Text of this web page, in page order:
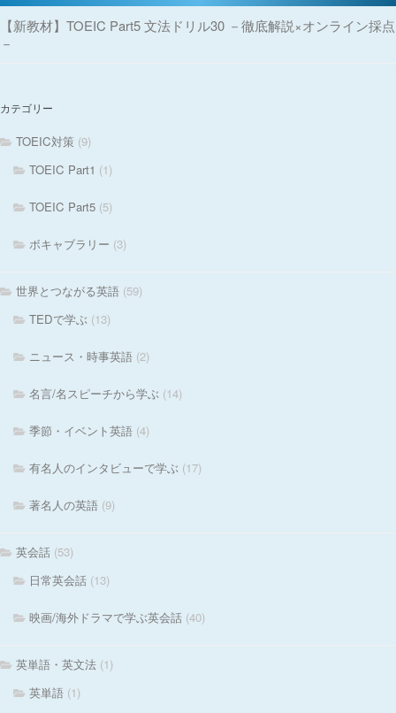
【新教材】TOEIC Part5 文法ドリル30 －徹底解説×オンライン採点
－
カテゴリー
TOEIC対策 (9)
TOEIC Part1 (1)
TOEIC Part5 (5)
ボキャブラリー (3)
世界とつながる英語 (59)
TEDで学ぶ (13)
ニュース・時事英語 (2)
名言/名スピーチから学ぶ (14)
季節・イベント英語 (4)
有名人のインタビューで学ぶ (17)
著名人の英語 (9)
英会話 (53)
日常英会話 (13)
映画/海外ドラマで学ぶ英会話 (40)
英単語・英文法 (1)
英単語 (1)